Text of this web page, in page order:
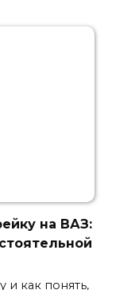
на ВАЗ:
и как понять,